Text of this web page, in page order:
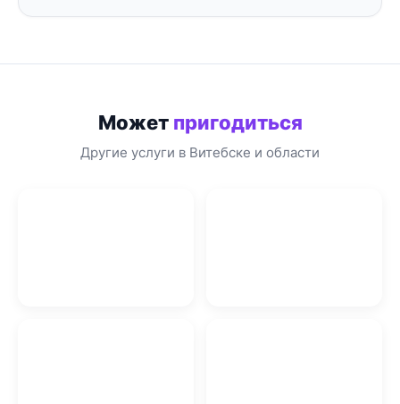
Может пригодиться
Другие услуги в Витебске и области